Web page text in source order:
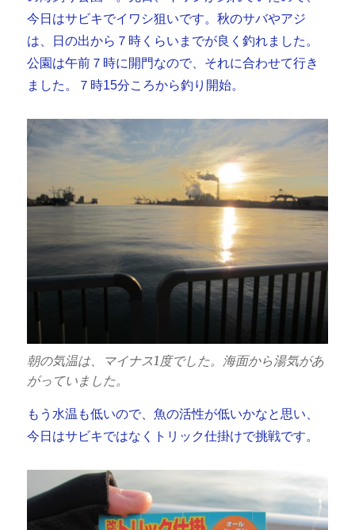
今日はサビキでイワシ狙いです。秋のサバやアジ
は、日の出から７時くらいまでが良く釣れました。
公園は午前７時に開門なので、それに合わせて行き
ました。７時15分ころから釣り開始。
朝の気温は、マイナス1度でした。海面から湯気があ
がっていました。
もう水温も低いので、魚の活性が低いかなと思い、
今日はサビキではなくトリック仕掛けで挑戦です。